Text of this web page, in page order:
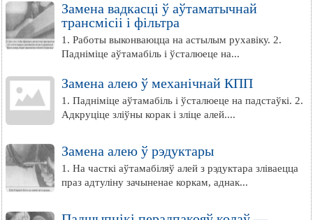
Замена вадкасці ў аўтаматычнай
трансмісіі і фільтра
1. Работы выконваюцца на астылым рухавіку. 2.
Падніміце аўтамабіль і ўсталюеце на...
Замена алею ў механічнай КПП
1. Падніміце аўтамабіль і ўсталюеце на падстаўкі. 2.
Адкруціце зліўны корак і зліце алей....
Замена алею ў рэдуктары
1. На часткі аўтамабіляў алей з рэдуктара зліваецца
праз адтуліну зачыненае коркам, аднак...